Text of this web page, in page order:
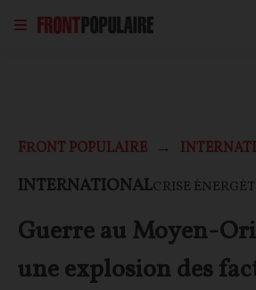
FRONT POPULAIRE
INTERNATIONALCRISE
Guerre au Moyen-
une explosion des